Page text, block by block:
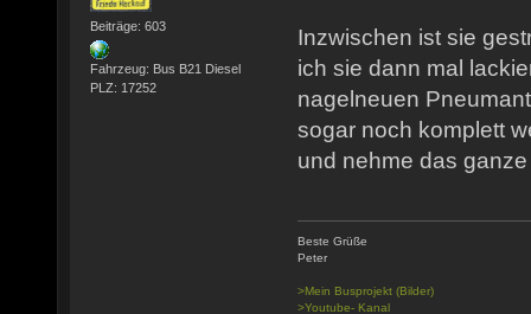
Beiträge: 603
Fahrzeug: Bus B21 Diesel
PLZ: 17252
Inzwischen ist sie
ich sie dann mal
nagelneuen
sogar noch komplett
und nehme das
Beste Grüße
Peter
>Mein Busprojekt (Bilder)
>Youtube- Kanal